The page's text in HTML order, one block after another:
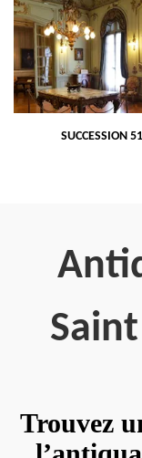
SUCCESSION 51
Trouvez